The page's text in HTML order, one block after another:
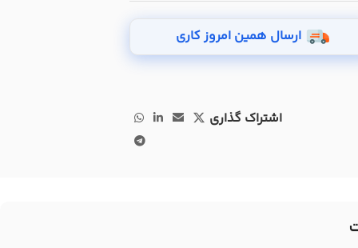
ارسال همین امروز کاری
اشتراک گذاری